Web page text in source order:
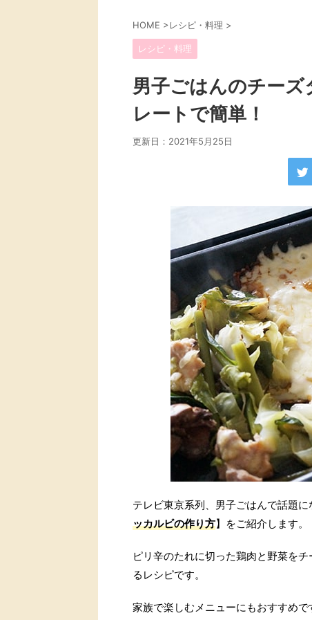
HOME >レシピ・料理 >
レシピ・料理
男子ごはんのチー
レートで簡単！
更新日： 2021年5月25日
テレビ東京系列、男子ごはんで話題
ッカルビの作り方】をご紹介します。
ピリ辛のたれに切った鶏肉と野菜を
るレシピです。
家族で楽しむメニューにもおすすめで